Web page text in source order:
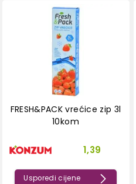
FRESH&PACK vrećice zip 3l
10kom
1,39
Usporedi cijene